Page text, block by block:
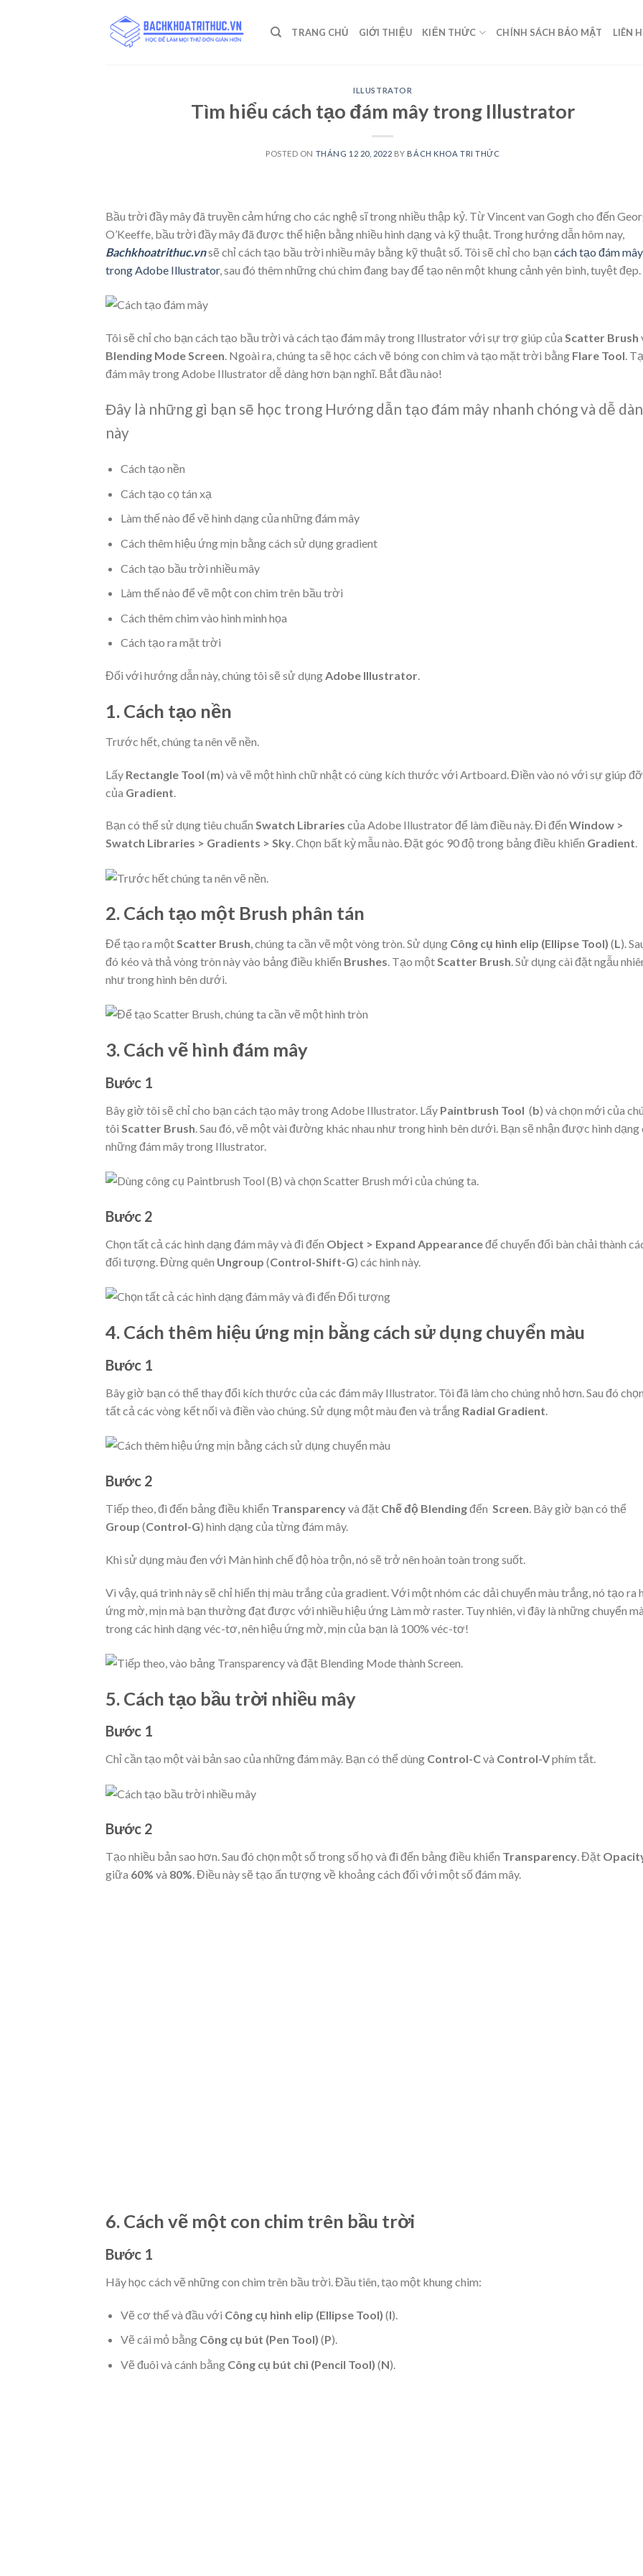
TRANG CHỦ GIỚI THIỆU KIẾN THỨC CHÍNH SÁCH BẢO MẬT LIÊN
ILLUSTRATOR
Tìm hiểu cách tạo đám mây trong Illustrator
POSTED ON THÁNG 12 20, 2022 BY BÁCH KHOA TRI THỨC
Bầu trời đầy mây đã truyền cảm hứng cho các nghệ sĩ trong nhiều thập kỷ. Từ Vincent van Gogh cho đến
O’Keeffe, bầu trời đầy mây đã được thể hiện bằng nhiều hình dạng và kỹ thuật. Trong hướng dẫn hôm nay,
Bachkhoatrithuc.vnsẽ chỉ cách tạo bầu trời nhiều mây bằng kỹ thuật số. Tôi sẽ chỉ cho bạn cách tạo đám mây
trong Adobe Illustrator, sau đó thêm những chú chim đang bay để tạo nên một khung cảnh yên bình, tuyệt đẹp.
Tôi sẽ chỉ cho bạn cách tạo bầu trời và cách tạo đám mây trong Illustrator với sự trợ giúp của Scatter Brush
Blending Mode Screen . Ngoài ra, chúng ta sẽ học cách vẽ bóng con chim và tạo mặt trời bằng Flare Tool .
đám mây trong Adobe Illustrator dễ dàng hơn bạn nghĩ. Bắt đầu nào!
Đây là những gì bạn sẽ học trong Hướng dẫn tạo đám mây nhanh chóng và dễ
này
Cách tạo nền
Cách tạo cọ tán xạ
Làm thế nào để vẽ hình dạng của những đám mây
Cách thêm hiệu ứng mịn bằng cách sử dụng gradient
Cách tạo bầu trời nhiều mây
Làm thế nào để vẽ một con chim trên bầu trời
Cách thêm chim vào hình minh họa
Cách tạo ra mặt trời
Đối với hướng dẫn này, chúng tôi sẽ sử dụngAdobe Illustrator.
1. Cách tạo nền
Trước hết, chúng ta nên vẽ nền.
Lấy Rectangle Tool (m) và vẽ một hình chữ nhật có cùng kích thước với Artboard. Điền vào nó với sự giúp đỡ
của Gradient
Bạn có thể sử dụng tiêu chuẩn Swatch Libraries của Adobe Illustrator để làm điều này. Đi đến Window >
Swatch Libraries > Gradients > Sky. Chọn bất kỳ mẫu nào. Đặt góc 90 độ trong bảng điều khiển Gradient.
2. Cách tạo một Brush phân tán
Để tạo ra mộtScatter Brush, chúng ta cần vẽ một vòng tròn. Sử dụng Công cụ hình elip (Ellipse Tool) (L).
đó kéo và thả vòng tròn này vào bảng điều khiển Brushes. Tạo mộtScatter Brush. Sử dụng cài đặt ngẫu
như trong hình bên dưới.
3. Cách vẽ hình đám mây
Bước 1
Bây giờ tôi sẽ chỉ cho bạn cách tạo mây trong Adobe Illustrator. Lấy Paintbrush Tool (b) và chọn mới của
tôi Scatter Brush. Sau đó, vẽ một vài đường khác nhau như trong hình bên dưới. Bạn sẽ nhận được hình dạng
những đám mây trong Illustrator.
Bước 2
Chọn tất cả các hình dạng đám mây và đi đến Object > Expand Appearanceđể chuyển đổi bàn chải thành
đối tượng. Đừng quên Ungroup (Control-Shift-G) các hình này.
4. Cách thêm hiệu ứng mịn bằng cách sử dụng chuyển màu
Bước 1
Bây giờ bạn có thể thay đổi kích thước của các đám mây Illustrator. Tôi đã làm cho chúng nhỏ hơn. Sau đó chọn
tất cả các vòng kết nối và điền vào chúng. Sử dụng một màu đen và trắng Radial Gradient.
Bước 2
Tiếp theo, đi đến bảng điều khiển Transparencyvà đặt Chế độ Blendingđến Screen. Bây giờ bạn có thể
Group (Control-G) hình dạng của từng đám mây.
Khi sử dụng màu đen với Màn hình chế độ hòa trộn, nó sẽ trở nên hoàn toàn trong suốt.
Vì vậy, quá trình này sẽ chỉ hiển thị màu trắng của gradient. Với một nhóm các dải chuyển màu trắng, nó tạo ra
ứng mờ, mịn mà bạn thường đạt được với nhiều hiệu ứng Làm mờ raster. Tuy nhiên, vì đây là những chuyển
trong các hình dạng véc-tơ, nên hiệu ứng mờ, mịn của bạn là 100% véc-tơ!
5. Cách tạo bầu trời nhiều mây
Bước 1
Chỉ cần tạo một vài bản sao của những đám mây. Bạn có thể dùng Control-Cvà Control-Vphím tắt.
Bước 2
Tạo nhiều bản sao hơn. Sau đó chọn một số trong số họ và đi đến bảng điều khiển Transparency. Đặt
giữa 60% và 80%. Điều này sẽ tạo ấn tượng về khoảng cách đối với một số đám mây.
độ dày.
Bước 3
Sau đó, thêm một số độ dày gần đầu cánh. Sử dụngWidth Tool